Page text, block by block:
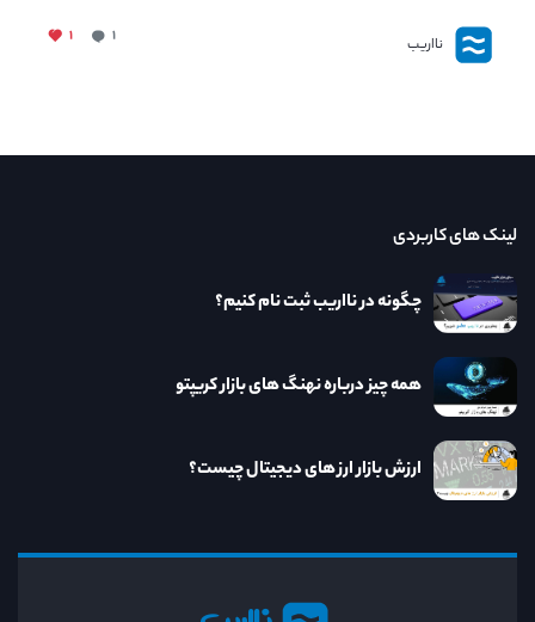
نااریب ۱ ۱
لینک های کاربردی
چگونه در نااریب ثبت نام کنیم؟
همه چیز درباره نهنگ های بازار کریپتو
ارزش بازار ارز های دیجیتال چیست؟